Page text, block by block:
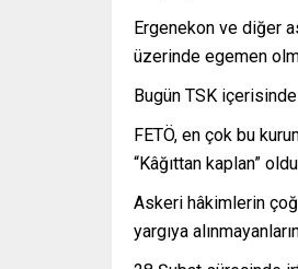
Ergenekon ve diğer
üzerinde egemen
Bugün TSK
FETÖ, en çok bu
“Kâğıttan kaplan”
Askeri hâkimlerin
yargıya